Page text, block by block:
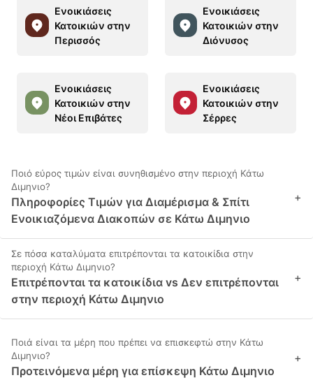
Ενοικιάσεις
Κατοικιών στην
Περισσός
Ενοικιάσεις
Κατοικιών στην
Διόνυσος
Ενοικιάσεις
Κατοικιών στην
Νέοι Επιβάτες
Ενοικιάσεις
Κατοικιών στην
Σέρρες
Ποιό εύρος τιμών είναι συνηθισμένο στην περιοχή Κάτω
Διμηνιo?
Πληροφορίες Τιμών για Διαμέρισμα & Σπίτι
Ενοικιαζόμενα Διακοπών σε Κάτω Διμηνιo
+
Σε πόσα καταλύματα επιτρέπονται τα κατοικίδια στην
περιοχή Κάτω Διμηνιo?
Επιτρέπονται τα κατοικίδια vs Δεν επιτρέπονται
στην περιοχή Κάτω Διμηνιo
+
Ποιά είναι τα μέρη που πρέπει να επισκεφτώ στην Κάτω
Διμηνιo?
Προτεινόμενα μέρη για επίσκεψη Κάτω Διμηνιo
+